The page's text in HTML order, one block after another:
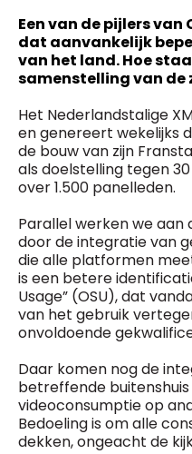
Een van de pijlers van
dat aanvankelijk
van het land. Hoe
samenstelling van de
Het Nederlandstalige
en genereert wekelijks
de bouw van zijn
als doelstelling tegen
over 1.500 panelleden.
Parallel werken we
door de integratie van
die alle platformen
is een betere
Usage” (OSU), dat
van het gebruik
onvoldoende
Daar komen nog de
betreffende buitenshuis
videoconsumptie op
Bedoeling is om alle
dekken, ongeacht de